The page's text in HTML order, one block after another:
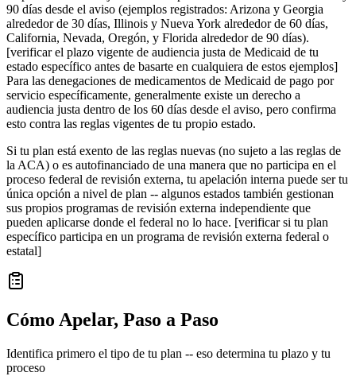
90 días desde el aviso (ejemplos registrados: Arizona y Georgia
alrededor de 30 días, Illinois y Nueva York alrededor de 60 días,
California, Nevada, Oregón, y Florida alrededor de 90 días).
[verificar el plazo vigente de audiencia justa de Medicaid de tu
estado específico antes de basarte en cualquiera de estos ejemplos]
Para las denegaciones de medicamentos de Medicaid de pago por
servicio específicamente, generalmente existe un derecho a
audiencia justa dentro de los 60 días desde el aviso, pero confirma
esto contra las reglas vigentes de tu propio estado.
Si tu plan está exento de las reglas nuevas (no sujeto a las reglas de
la ACA) o es autofinanciado de una manera que no participa en el
proceso federal de revisión externa, tu apelación interna puede ser tu
única opción a nivel de plan -- algunos estados también gestionan
sus propios programas de revisión externa independiente que
pueden aplicarse donde el federal no lo hace. [verificar si tu plan
específico participa en un programa de revisión externa federal o
estatal]
Cómo Apelar, Paso a Paso
Identifica primero el tipo de tu plan -- eso determina tu plazo y tu
proceso